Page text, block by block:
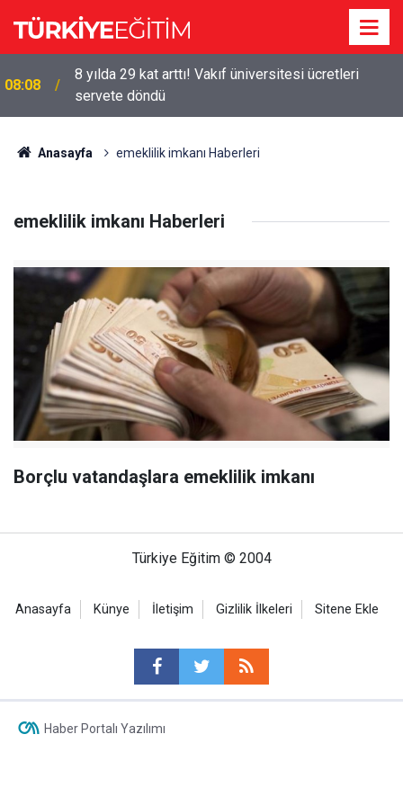
08:08
8 yılda 29 kat arttı! Vakıf üniversitesi ücretleri
servete döndü
Anasayfa emeklilik imkanı Haberleri
emeklilik imkanı Haberleri
Borçlu vatandaşlara emeklilik imkanı
Türkiye Eğitim © 2004
Anasayfa Künye İletişim Gizlilik İlkeleri Sitene Ekle
Haber Portalı Yazılımı